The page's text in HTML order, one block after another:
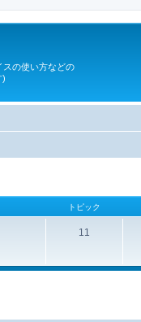
スの使い方などの
)
トピック
11